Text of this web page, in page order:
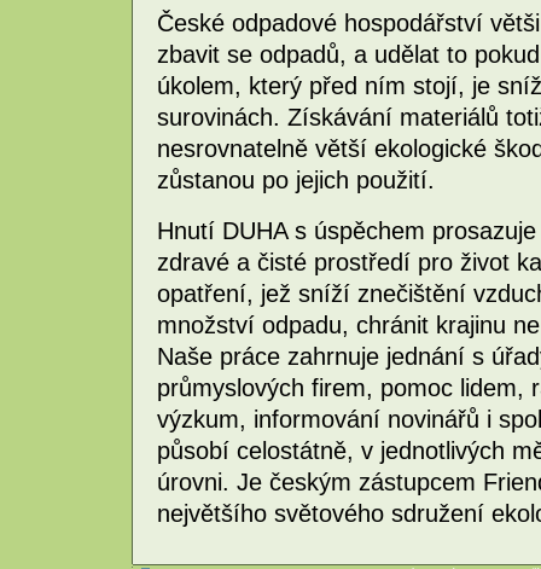
České odpadové hospodářství
zbavit se odpadů, a udělat to
úkolem, který před ním stojí, je
surovinách. Získávání materiálů
nesrovnatelně větší ekologické
zůstanou po jejich použití.
Hnutí DUHA s úspěchem
zdravé a čisté prostředí pro život
opatření, jež sníží znečištění
množství odpadu, chránit krajinu
Naše práce zahrnuje jednání s
průmyslových firem, pomoc lidem,
výzkum, informování novinářů i
působí celostátně, v jednotlivých
úrovni. Je českým zástupcem
největšího světového sdružení